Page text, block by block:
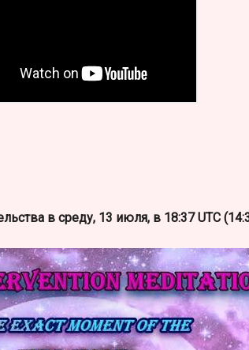
в среду, 13 июля, в 18:37 UTC